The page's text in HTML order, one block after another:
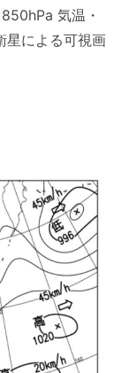
気温・
による可視画